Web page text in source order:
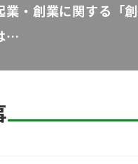
業・創業に関する「
…